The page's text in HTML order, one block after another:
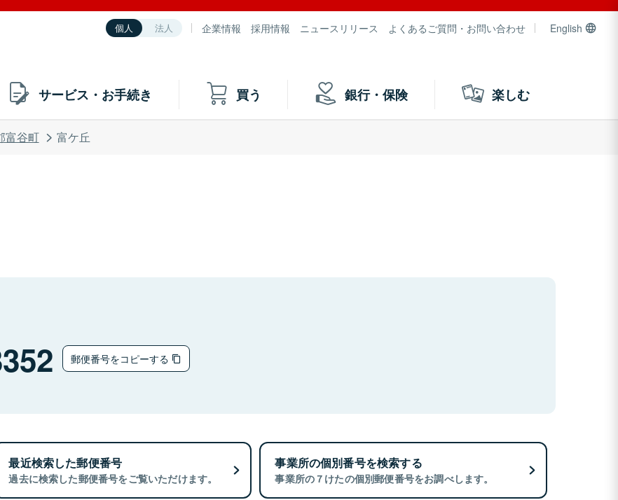
個人 法人 企業情報 採用情報 ニュースリリース よくあるご質問・お問い合わせ English
サービス・お手続き 買う 銀行・保険 楽しむ
富谷町 富ケ丘
郵便番号をコピーする
最近検索した郵便番号
過去に検索した郵便番号をご覧いただけます。
事業所の個別番号を検索する
事業所の７けたの個別郵便番号をお調べします。